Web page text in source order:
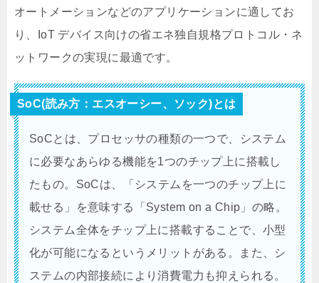
オートメーションなどのアプリケーションに適してお
り、IoT デバイス向けの省エネ独自規格プロトコル・ネ
ットワークの実現に最適です。
SoC(読み方：エスオーシー、ソック)とは
SoCとは、プロセッサの種類の一つで、システム
に必要なあらゆる機能を1つのチップ上に搭載し
たもの。SoCは、「システムを一つのチップ上に
載せる」を意味する「System on a Chip」の略。
システム全体をチップ上に搭載することで、小型
化が可能になるというメリットがある。また、シ
ステムの内部接続により消費電力も抑えられる。